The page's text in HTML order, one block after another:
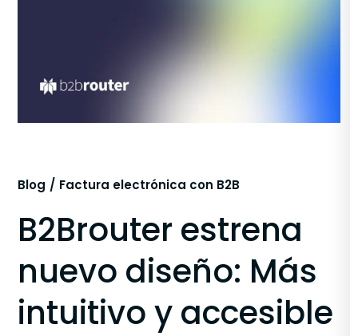
Blog Factura electrónica con B2B
B2Brouter estrena
nuevo diseño: Más
intuitivo y accesible